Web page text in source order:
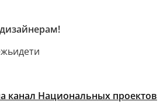
канал Национальных проектов